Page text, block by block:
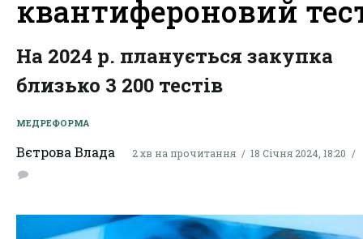
квантифероновий
На 2024 р. планується закупка
близько 3 200 тестів
МЕДРЕФОРМА
Вєтрова Влада 2 хв на прочитання 18 Січня 2024, 18:20